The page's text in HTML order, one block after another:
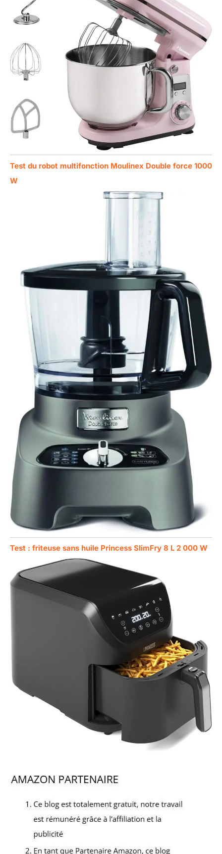
Test du robot multifonction Moulinex Double force 1000
W
Test : friteuse sans huile Princess SlimFry 8 L 2 000 W